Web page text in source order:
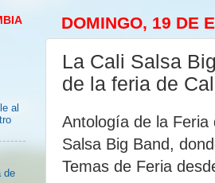
DOMINGO, 19 DE
La Cali Salsa
de la feria de
Antología de la Feria
Salsa Big Band,
Temas de Feria
al
de